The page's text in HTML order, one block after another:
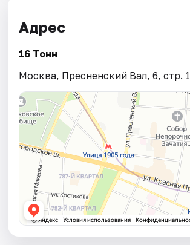
Адрес
16 Тонн
Москва, Пресненский Вал, 6, стр. 1